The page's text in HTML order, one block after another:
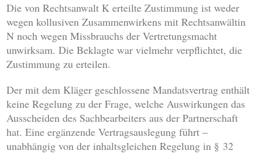
Die von Rechtsanwalt K erteilte Zustimmung ist weder
wegen kollusiven Zusammenwirkens mit Rechtsanwältin
N noch wegen Missbrauchs der Vertretungsmacht
unwirksam. Die Beklagte war vielmehr verpflichtet, die
Zustimmung zu erteilen.
Der mit dem Kläger geschlossene Mandatsvertrag enthält
keine Regelung zu der Frage, welche Auswirkungen das
Ausscheiden des Sachbearbeiters aus der Partnerschaft
hat. Eine ergänzende Vertragsauslegung führt –
unabhängig von der inhaltsgleichen Regelung in § 32